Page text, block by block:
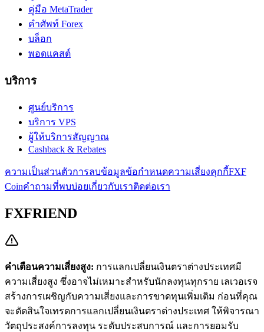
คู่มือ MetaTrader
คำศัพท์ Forex
บล็อก
พอดแคสต์
บริการ
ศูนย์บริการ
บริการ VPS
ผู้ให้บริการสัญญาณ
Cashback & Rebates
ความเป็นส่วนตัวการลบข้อมูลข้อกำหนดความเสี่ยงคุกกี้FXF
Coinคำถามที่พบบ่อยเกี่ยวกับเราติดต่อเรา
FXFRIEND
คำเตือนความเสี่ยงสูง: การแลกเปลี่ยนเงินตราต่างประเทศมี
ความเสี่ยงสูง ซึ่งอาจไม่เหมาะสำหรับนักลงทุนทุกราย เลเวอเรจ
สร้างการเผชิญกับความเสี่ยงและการขาดทุนเพิ่มเติม ก่อนที่คุณ
จะตัดสินใจเทรดการแลกเปลี่ยนเงินตราต่างประเทศ ให้พิจารณา
วัตถุประสงค์การลงทุน ระดับประสบการณ์ และการยอมรับ